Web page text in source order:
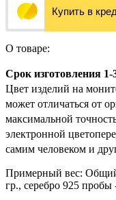
Купить в
О товаре:
Срок изготовления 1-
Цвет изделий на
может отличаться от
максимальной
электронной
самим человеком и
Примерный вес: Общий
гр., серебро 925 пробы